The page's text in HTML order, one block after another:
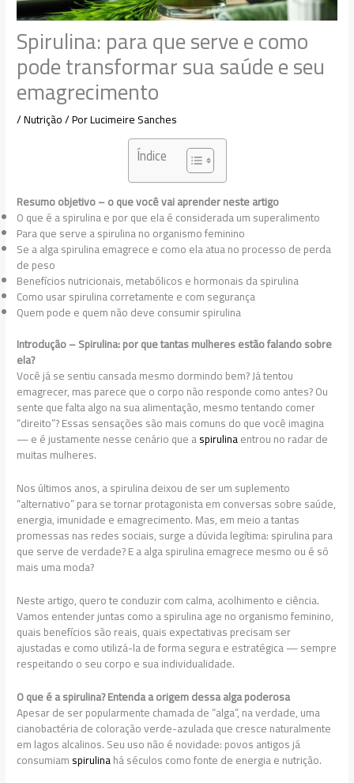
Spirulina: para que serve e como
pode transformar sua saúde e seu
emagrecimento
/Nutrição/ PorLucimeire Sanches
Índice
Resumo objetivo – o que você vai aprender neste artigo
O que é a spirulina e por que ela é considerada um superalimento
Para que serve a spirulina no organismo feminino
Se a alga spirulina emagrece e como ela atua no processo de perda
de peso
Benefícios nutricionais, metabólicos e hormonais da spirulina
Como usar spirulina corretamente e com segurança
Quem pode e quem não deve consumir spirulina
Introdução – Spirulina: por que tantas mulheres estão falando sobre
ela?
Você já se sentiu cansada mesmo dormindo bem? Já tentou
emagrecer, mas parece que o corpo não responde como antes? Ou
sente que falta algo na sua alimentação, mesmo tentando comer
“direito”? Essas sensações são mais comuns do que você imagina
— e é justamente nesse cenário que aspirulinaentrou no radar de
muitas mulheres.
Nos últimos anos, a spirulina deixou de ser um suplemento
“alternativo” para se tornar protagonista em conversas sobre saúde,
energia, imunidade e emagrecimento. Mas, em meio a tantas
promessas nas redes sociais, surge a dúvida legítima: spirulina para
que serve de verdade? E a alga spirulina emagrece mesmo ou é só
mais uma moda?
Neste artigo, quero te conduzir com calma, acolhimento e ciência.
Vamos entender juntas como a spirulina age no organismo feminino,
quais benefícios são reais, quais expectativas precisam ser
ajustadas e como utilizá-la de forma segura e estratégica — sempre
respeitando o seu corpo e sua individualidade.
O que é a spirulina? Entenda a origem dessa alga poderosa
Apesar de ser popularmente chamada de “alga”, na verdade, uma
cianobactéria de coloração verde-azulada que cresce naturalmente
em lagos alcalinos. Seu uso não é novidade: povos antigos já
consumiamspirulinahá séculos como fonte de energia e nutrição.